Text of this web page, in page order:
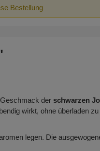
Bestellung
der schwarzen
wirkt, ohne überladen zu
legen. Die